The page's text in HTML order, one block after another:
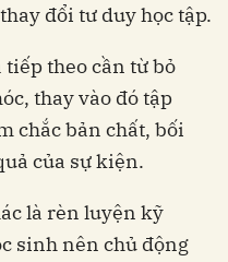
đổi tư duy học tập.
tiếp theo cần từ bỏ
thay vào đó tập
chắc bản chất, bối
của sự kiện.
là rèn luyện kỹ
sinh nên chủ động